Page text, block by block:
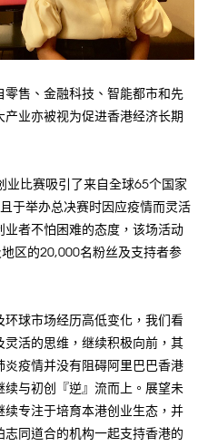
售、金融科技、智能都市和先
业亦被视为促进香港经济长期
业比赛吸引了来自全球65个国家
于举办总决赛时因应疫情而灵活
者不怕困难的态度，该场活动
区的20,000名粉丝及支持者参
球市场经历高低变化，我们看
活的思维，继续积极向前，其
疫情并没有阻碍阿里巴巴香港
与初创『逆』流而上。展望未
专注于培育本港创业生态，并
同道合的机构一起支持香港的